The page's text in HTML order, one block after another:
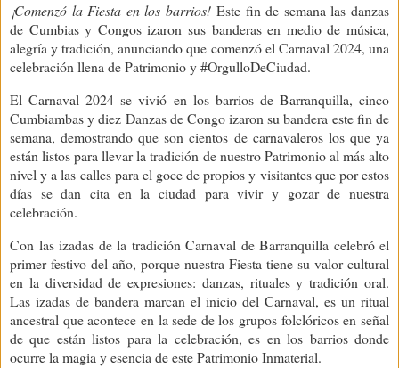
¡Comenzó la Fiesta en los barrios!Este fin de semana las danzas
de Cumbias y Congos izaron sus banderas en medio de música,
alegría y tradición, anunciando que comenzó el Carnaval 2024, una
celebración llena de Patrimonio y #OrgulloDeCiudad.
El Carnaval 2024 se vivió en los barrios de Barranquilla, cinco
Cumbiambas y diez Danzas de Congo izaron su bandera este fin de
semana, demostrando que son cientos de carnavaleros los que ya
están listos para llevar la tradición de nuestro Patrimonio al más alto
nivel y a las calles para el goce de propios y visitantes que por estos
días se dan cita en la ciudad para vivir y gozar de nuestra
celebración.
Con las izadas de la tradición Carnaval de Barranquilla celebró el
primer festivo del año, porque nuestra Fiesta tiene su valor cultural
en la diversidad de expresiones: danzas, rituales y tradición oral.
Las izadas de bandera marcan el inicio del Carnaval, es un ritual
ancestral que acontece en la sede de los grupos folclóricos en señal
de que están listos para la celebración, es en los barrios donde
ocurre la magia y esencia de este Patrimonio Inmaterial.